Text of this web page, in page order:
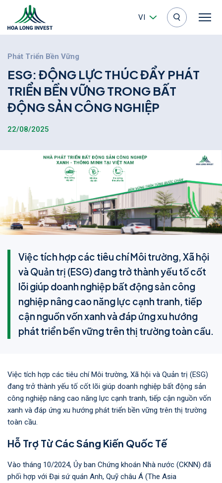
VI
Phát Triển Bền Vững
ESG: ĐỘNG LỰCTHÚCĐẨY PHÁT
TRIỂN BỀNVỮNGTRONG BẤT
ĐỘNGSẢN CÔNG NGHIỆP
22/08/2025
Việc tích hợp các tiêu chí Môi trường, Xã hội
và Quản trị (ESG) đang trở thành yếu tố cốt
lõi giúp doanh nghiệp bất động sản công
nghiệp nâng cao năng lực cạnh tranh, tiếp
cận nguồn vốn xanh và đáp ứng xu hướng
phát triển bền vững trên thị trường toàn cầu.
Việc tích hợp các tiêu chí Môi trường, Xã hội và Quản trị (ESG)
đang trở thành yếu tố cốt lõi giúp doanh nghiệp bất động sản
công nghiệp nâng cao năng lực cạnh tranh, tiếp cận nguồn vốn
xanh và đáp ứng xu hướng phát triển bền vững trên thị trường
toàn cầu.
Hỗ Trợ Từ Các Sáng Kiến Quốc Tế
Vào tháng 10/2024, Ủy ban Chứng khoán Nhà nước (CKNN) đã
phối hợp với Đại sứ quán Anh, Quỹ châu Á (The Asia